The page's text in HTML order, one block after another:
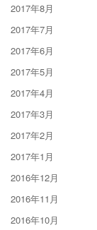
2017年8月
2017年7月
2017年6月
2017年5月
2017年4月
2017年3月
2017年2月
2017年1月
2016年12月
2016年11月
2016年10月